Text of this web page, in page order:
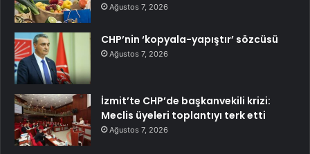
Ağustos 7, 2026
CHP’nin ‘kopyala-yapıştır’ sözcüsü
Ağustos 7, 2026
İzmit’te CHP’de başkanvekili krizi:
Meclis üyeleri toplantıyı terk etti
Ağustos 7, 2026